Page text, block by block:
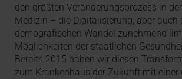
den größten Veränderungsprozess in
Medizin – die Digitalisierung, aber auch
demografischen Wandel zunehmend
Möglichkeiten der staatlichen
Bereits 2015 haben wir diesen
zum Krankenhaus der Zukunft mit einer